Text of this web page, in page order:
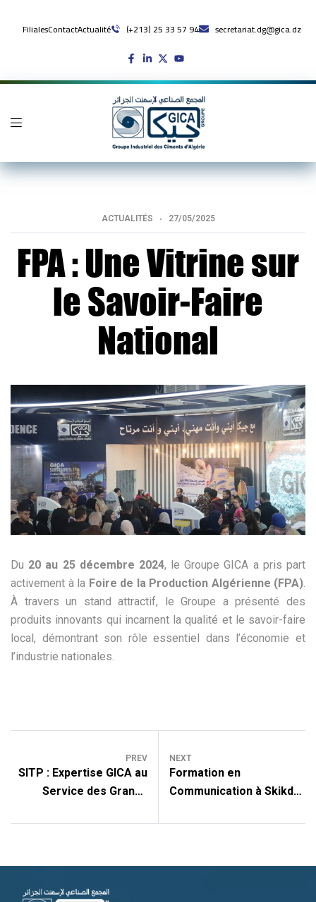
FilialesContactActualité (+213) 25 33 57 94 secretariat.dg@gica.dz
ACTUALITÉS 27/05/2025
FPA : Une Vitrine sur
le Savoir-Faire
National
Du 20 au 25 décembre 2024, le Groupe GICA a pris part
activement à la Foire de la Production Algérienne (FPA).
À travers un stand attractif, le Groupe a présenté des
produits innovants qui incarnent la qualité et le savoir-faire
local, démontrant son rôle essentiel dans l’économie et
l’industrie nationales.
PREV
SITP : Expertise GICA au
Service des Grands
NEXT
Formation en
Communication à Skikda :
Compétences Humaines